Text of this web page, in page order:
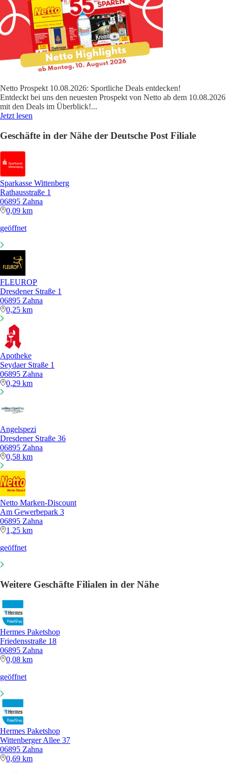
Netto Prospekt 10.08.2026: Sportliche Deals entdecken!
Entdeckt bei uns den neuesten Prospekt von Netto ab dem 10.08.2026
mit den Deals im Überblick!...
Jetzt lesen
Geschäfte in der Nähe der Deutsche Post Filiale
Sparkasse Wittenberg
Rathausstraße 1
06895 Zahna
0,09 km
geöffnet
FLEUROP
Dresdener Straße 1
06895 Zahna
0,25 km
Apotheke
Seydaer Straße 1
06895 Zahna
0,29 km
Angelspezi
Dresdener Straße 36
06895 Zahna
0,58 km
Netto Marken-Discount
Am Gewerbepark 3
06895 Zahna
1,25 km
geöffnet
Weitere Geschäfte Filialen in der Nähe
Hermes Paketshop
Friedensstraße 18
06895 Zahna
0,08 km
geöffnet
Hermes Paketshop
Wittenberger Allee 37
06895 Zahna
0,69 km